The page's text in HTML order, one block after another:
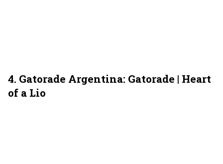
4. Gatorade Argentina: Gatorade | Heart
of a Lio